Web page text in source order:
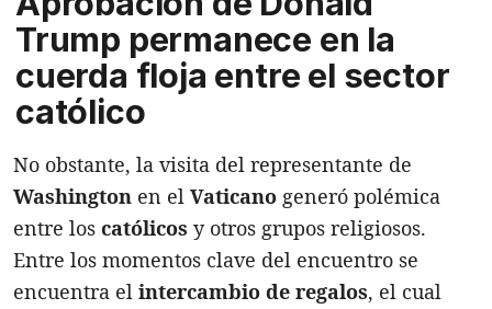
Trump permanece en la
cuerda floja entre el sector
católico
No obstante, la visita del representante de
Washington en el Vaticano generó polémica
entre los católicos y otros grupos religiosos.
Entre los momentos clave del encuentro se
encuentra el intercambio de regalos, el cual